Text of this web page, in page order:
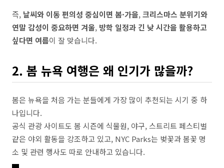
즉, 날씨와 이동 편의성 중심이면 봄·가을,크리스마스 분위기와
연말 감성이 중요하면 겨울, 방학 일정과 긴 낮 시간을 활용하고
싶다면 여름이 잘 맞습니다.
2. 봄 뉴욕 여행은 왜 인기가 많을까?
봄은 뉴욕을 처음 가는 분들에게 가장 많이 추천되는 시기 중 하
나입니다.
공식 관광 사이트도 봄 시즌에 식물원, 야구, 스트리트 페스티벌
같은 야외 활동을 강조하고 있고, NYC Parks는 벚꽃과 봄꽃 명
소 및 관련 행사도 따로 안내하고 있습니다.